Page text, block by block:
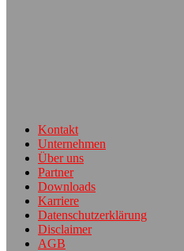
Kontakt
Unternehmen
Über uns
Partner
Downloads
Karriere
Datenschutzerklärung
Disclaimer
AGB